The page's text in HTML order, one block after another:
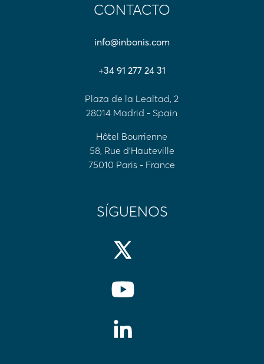
CONTACTO
info@inbonis.com
+34 91 277 24 31
Plaza de la Lealtad, 2
28014 Madrid - Spain
Hôtel Bourrienne
58, Rue d'Hauteville
75010 Paris - France
SÍGUENOS